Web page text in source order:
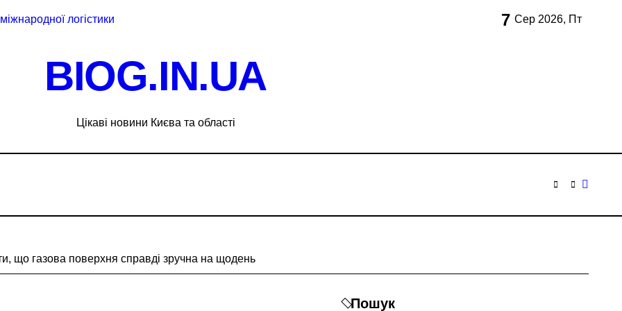
логістики
2 тисячі пожеж за рік у природних екосистемах
і не помилитися з вибором
транспортної пригоди в селі Щербаки за участю двох неповнолітніх постраждалих
стратегії»: критика політики безпеки Києва
суд анулювання прав власності на фіктивну будівлю в центрі Києва
7 Сер 2026, Пт
BIOG.IN.UA
Цікаві новини Києва та області
що газова поверхня справді зручна на щодень
Пошук